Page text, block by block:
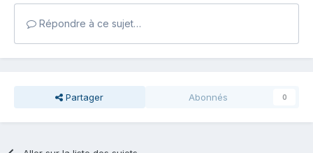
Répondre à ce sujet…
Partager Abonnés 0